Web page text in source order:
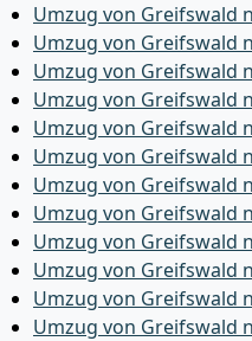
Umzug von Greifswald
Umzug von Greifswald
Umzug von Greifswald
Umzug von Greifswald
Umzug von Greifswald
Umzug von Greifswald
Umzug von Greifswald
Umzug von Greifswald
Umzug von Greifswald
Umzug von Greifswald
Umzug von Greifswald
Umzug von Greifswald